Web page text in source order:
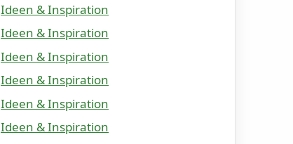
Ideen & Inspiration
Ideen & Inspiration
Ideen & Inspiration
Ideen & Inspiration
Ideen & Inspiration
Ideen & Inspiration